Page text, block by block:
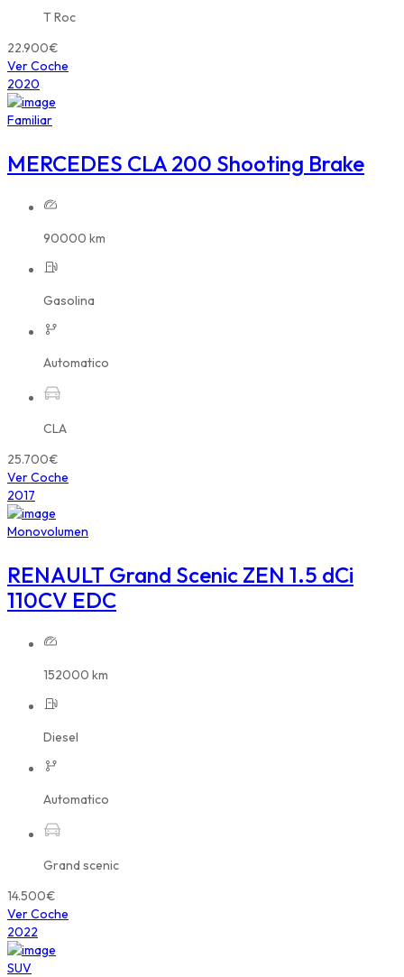
T Roc
22.900€
Ver Coche
2020
Familiar
MERCEDES CLA 200 Shooting Brake
90000 km
Gasolina
Automatico
CLA
25.700€
Ver Coche
2017
Monovolumen
RENAULT Grand Scenic ZEN 1.5 dCi
110CV EDC
152000 km
Diesel
Automatico
Grand scenic
14.500€
Ver Coche
2022
SUV